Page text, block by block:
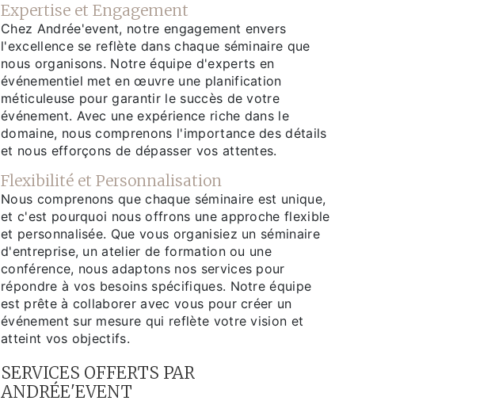
Expertise et Engagement
Chez Andrée'event, notre engagement envers
l'excellence se reflète dans chaque séminaire que
nous organisons. Notre équipe d'experts en
événementiel met en œuvre une planification
méticuleuse pour garantir le succès de votre
événement. Avec une expérience riche dans le
domaine, nous comprenons l'importance des détails
et nous efforçons de dépasser vos attentes.
Flexibilité et Personnalisation
Nous comprenons que chaque séminaire est unique,
et c'est pourquoi nous offrons une approche flexible
et personnalisée. Que vous organisiez un séminaire
d'entreprise, un atelier de formation ou une
conférence, nous adaptons nos services pour
répondre à vos besoins spécifiques. Notre équipe
est prête à collaborer avec vous pour créer un
événement sur mesure qui reflète votre vision et
atteint vos objectifs.
SERVICES OFFERTS PAR
ANDRÉE'EVENT